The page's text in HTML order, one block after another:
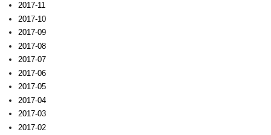
2017-11
2017-10
2017-09
2017-08
2017-07
2017-06
2017-05
2017-04
2017-03
2017-02